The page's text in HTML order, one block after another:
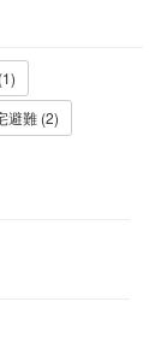
避難 (2)